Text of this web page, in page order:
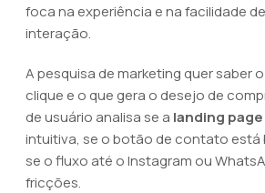
foca na experiência e na facilidade
interação.
A pesquisa de marketing quer saber
clique e o que gera o desejo de
de usuário analisa se a landing
intuitiva, se o botão de contato está
se o fluxo até o Instagram ou
fricções.